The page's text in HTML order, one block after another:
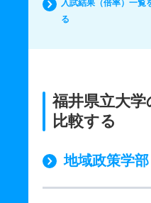
入試結果（倍率）一覧
る
福井県立大
比較する
地域政策学部